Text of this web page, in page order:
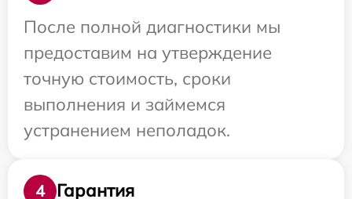
После полной диагностики мы
предоставим на утверждение
точную стоимость, сроки
выполнения и займемся
устранением неполадок.
4 Гарантия